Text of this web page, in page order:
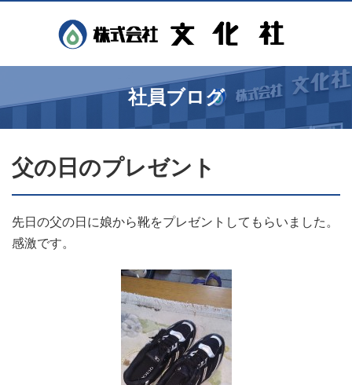
社員ブログ
父の日のプレゼント
先日の父の日に娘から靴をプレゼントしてもらいました。
感激です。